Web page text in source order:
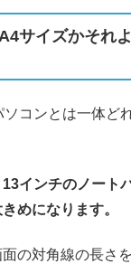
サイズかそれ
コンとは一体ど
インチのノート
めになります。
の対角線の長さ